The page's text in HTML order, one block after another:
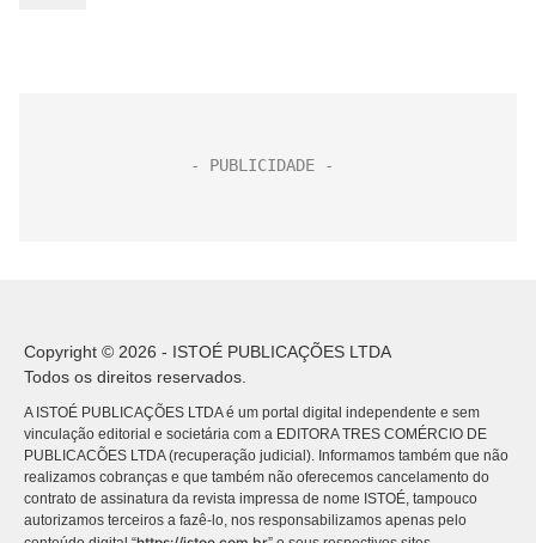
Copyright © 2026 - ISTOÉ PUBLICAÇÕES LTDA
Todos os direitos reservados.
A ISTOÉ PUBLICAÇÕES LTDA é um portal digital independente e sem
vinculação editorial e societária com a EDITORA TRES COMÉRCIO DE
PUBLICACÕES LTDA (recuperação judicial). Informamos também que não
realizamos cobranças e que também não oferecemos cancelamento do
contrato de assinatura da revista impressa de nome ISTOÉ, tampouco
autorizamos terceiros a fazê-lo, nos responsabilizamos apenas pelo